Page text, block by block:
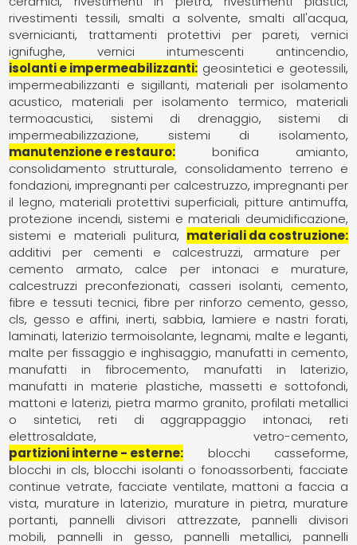
rivestimenti tessili
smalti a solvente
smalti all'acqua
svernicianti
trattamenti protettivi per pareti
vernici
ignifughe
vernici intumescenti antincendio
isolanti e impermeabilizzanti geosintetici e geotessili
impermeabilizzanti e sigillanti materiali per isolamento
acustico
materiali per isolamento termico
materiali
termoacustici
sistemi di drenaggio
sistemi di
impermeabilizzazione
sistemi di isolamento
manutenzione e restauro
bonifica amianto
consolidamento strutturale
consolidamento terreno e
fondazioni impregnanti per calcestruzzo impregnanti per
il legno materiali protettivi superficiali pitture antimuffa
protezione incendi sistemi e materiali deumidificazione
sistemi e materiali pulitura
materiali da costruzione
additivi per cementi e calcestruzzi
armature per
cemento armato
calce per intonaci e murature
calcestruzzi preconfezionati
casseri isolanti
cemento
fibre e tessuti tecnici fibre per rinforzo cemento, gesso,
cls gesso e affini inerti, sabbia lamiere e nastri forati
laminati laterizio termoisolante legnami malte e leganti
malte per fissaggio e inghisaggio manufatti in cemento
manufatti in fibrocemento
manufatti in laterizio
manufatti in materie plastiche
massetti e sottofondi
mattoni e laterizi pietra marmo granito profilati metallici
o sintetici
reti di aggrappaggio intonaci
reti
elettrosaldate
vetro-cemento
partizioni interne - esterne
blocchi casseforme
blocchi in cls blocchi isolanti o fonoassorbenti facciate
continue vetrate facciate ventilate mattoni a faccia a
vista murature in laterizio murature in pietra murature
portanti
pannelli divisori attrezzate
pannelli divisori
mobili
pannelli in gesso pannelli metallici
pannelli